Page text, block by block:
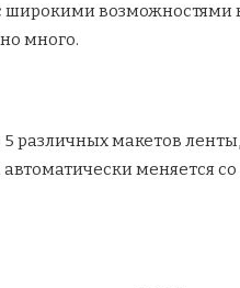
возможностями
много.
различных макетов
меняется